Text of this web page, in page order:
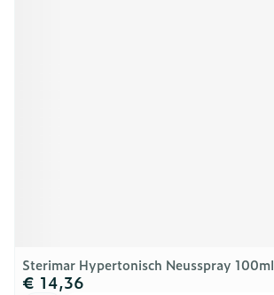
Sterimar Hypertonisch Neusspray 100ml
€ 14,36